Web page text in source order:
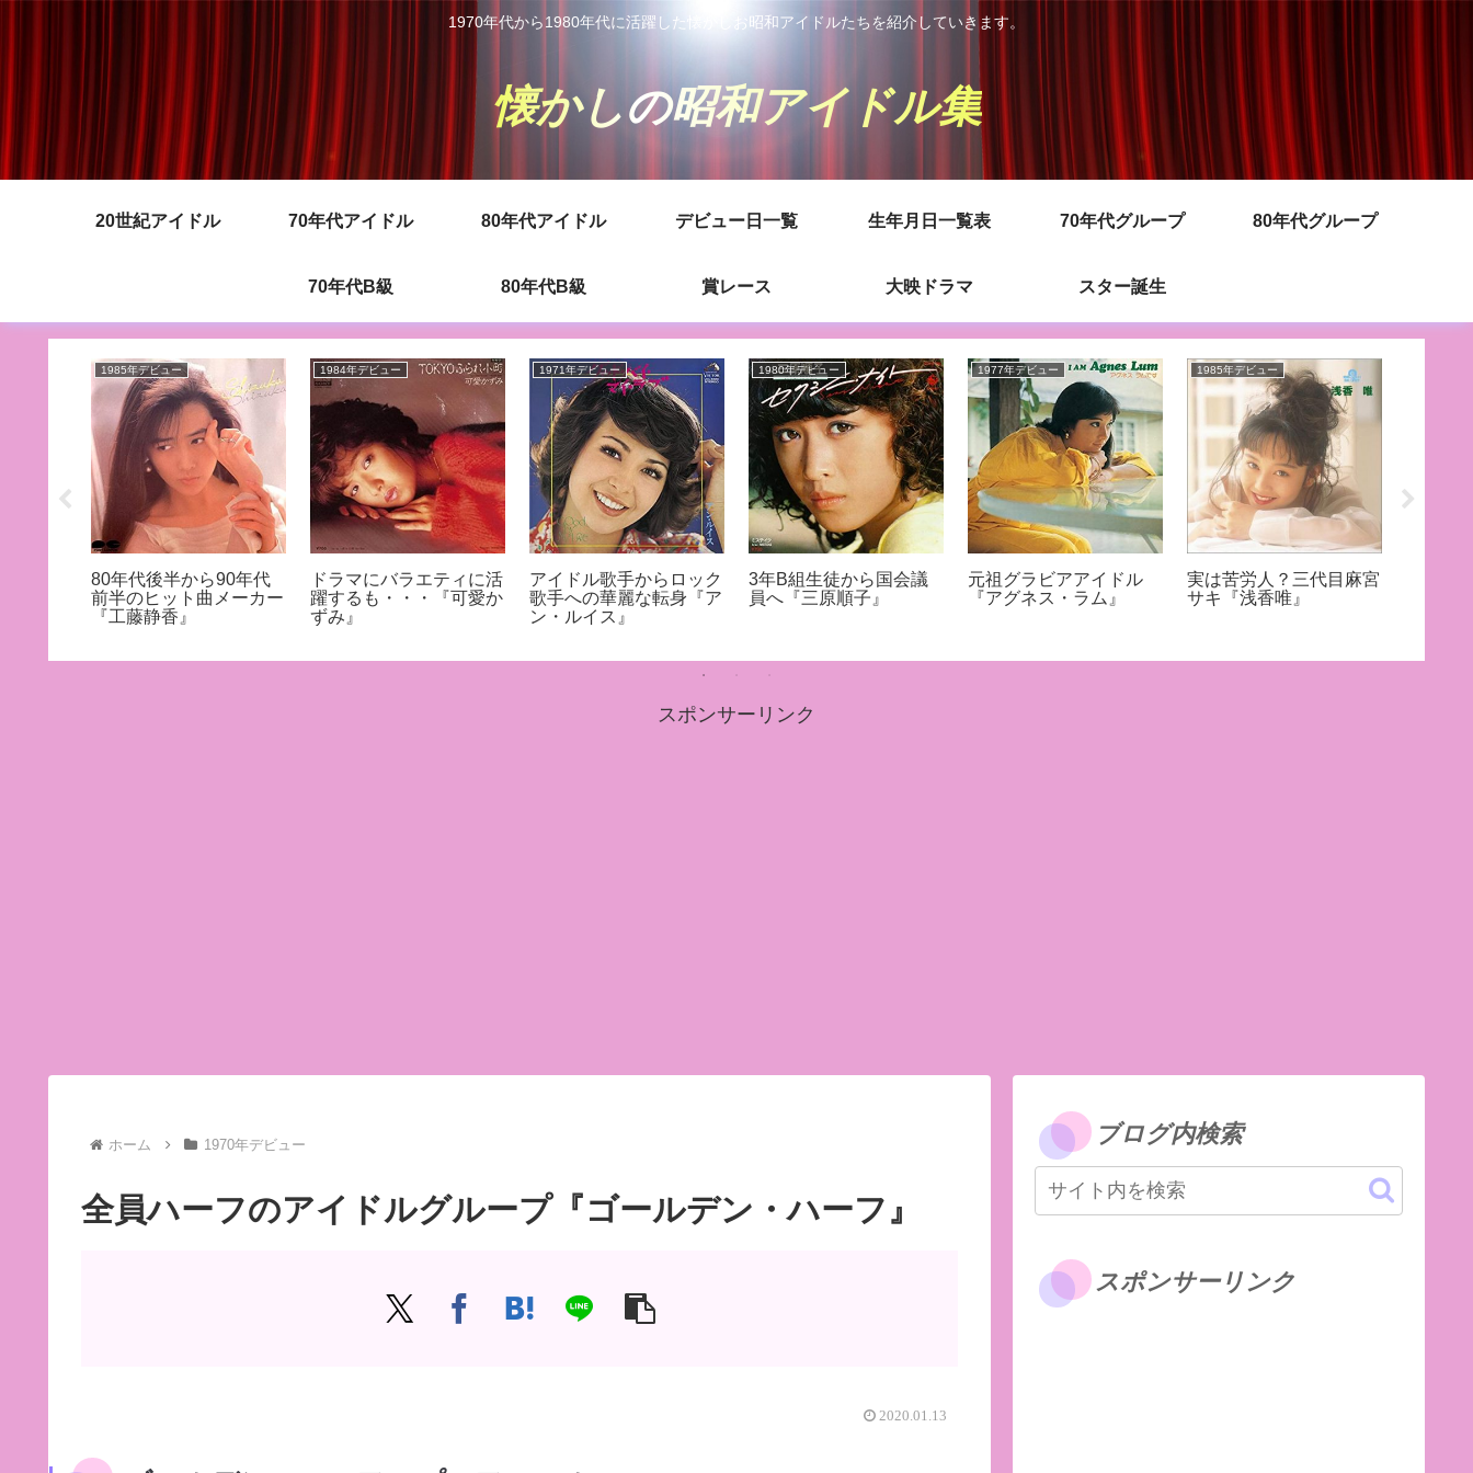
1970年代から1980年代に活躍した懐かしお昭和アイドルたちを紹介していきます。
懐かしの昭和アイドル集
20世紀アイドル 70年代アイドル 80年代アイドル デビュー日一覧 生年月日一覧表 70年代グループ 80年代グループ
70年代B級 80年代B級 賞レース 大映ドラマ スター誕生
1985年デビュー
80年代後半から90年代
前半のヒット曲メーカー
『工藤静香』
1984年デビュー
ドラマにバラエティに活
躍するも・・・『可愛か
ずみ』
1971年デビュー
アイドル歌手からロック
歌手への華麗な転身『ア
ン・ルイス』
1980年デビュー
3年B組生徒から国会議
員へ『三原順子』
1977年デビュー
元祖グラビアアイドル
『アグネス・ラム』
1985年デビュー
実は苦労人？三代目麻宮
サキ『浅香唯』
スポンサーリンク
ホーム 1970年デビュー
全員ハーフのアイドルグループ『ゴールデン・ハーフ』
2020.01.13
ブログ内検索
スポンサーリンク